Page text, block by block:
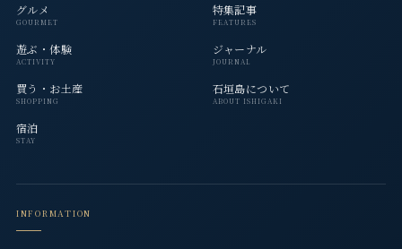
グルメ
GOURMET
遊ぶ・体験
ACTIVITY
買う・お土産
SHOPPING
宿泊
STAY
特集記事
FEATURES
ジャーナル
JOURNAL
石垣島について
ABOUT ISHIGAKI
INFORMATION